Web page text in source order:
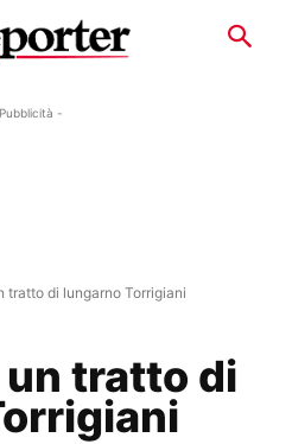
-
tratto di lungarno Torrigiani
tratto di